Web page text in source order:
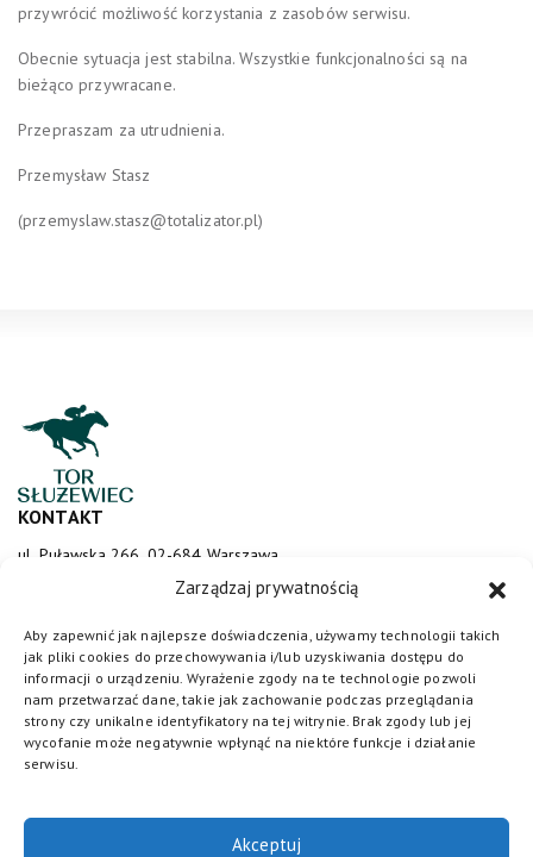
Zarządzaj prywatnością
Aby zapewnić jak najlepsze doświadczenia, używamy technologii takich
jak pliki cookies do przechowywania i/lub uzyskiwania dostępu do
informacji o urządzeniu. Wyrażenie zgody na te technologie pozwoli
nam przetwarzać dane, takie jak zachowanie podczas przeglądania
strony czy unikalne identyfikatory na tej witrynie. Brak zgody lub jej
wycofanie może negatywnie wpłynąć na niektóre funkcje i działanie
serwisu.
Akceptuj
przywrócić możliwość korzystania z zasobów serwisu.
Obecnie sytuacja jest stabilna. Wszystkie funkcjonalności są na
bieżąco przywracane.
Przepraszam za utrudnienia.
Przemysław Stasz
(przemyslaw.stasz@totalizator.pl)
KONTAKT
ul. Puławska 266, 02-684 Warszawa
sluzewiec@totalizator.pl
KONTAKT DLA MEDIÓW
media@torsluzewiec.pl
DOŁĄCZ DO NAS